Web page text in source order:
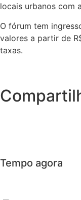
locais urbanos com
O fórum tem
valores a partir de
taxas.
Tempo agora